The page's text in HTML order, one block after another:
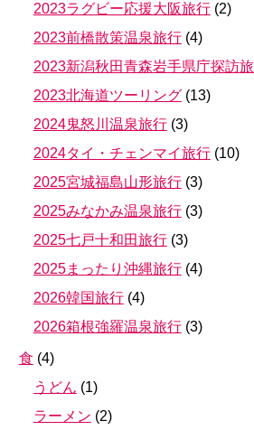
2023ラグビー応援大阪旅行 (2)
2023前橋散策温泉旅行 (4)
2023新潟秋田青森岩手県庁探訪旅
2023北海道ツーリング (13)
2024鬼怒川温泉旅行 (3)
2024タイ・チェンマイ旅行 (10)
2025宮城福島山形旅行 (3)
2025みなかみ温泉旅行 (3)
2025七戸十和田旅行 (3)
2025まったり沖縄旅行 (4)
2026韓国旅行 (4)
2026箱根強羅温泉旅行 (3)
食 (4)
うどん (1)
ラーメン (2)